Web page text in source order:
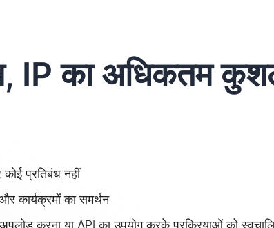
IP का अधिकतम
प्रतिबंध नहीं
कार्यक्रमों का समर्थन